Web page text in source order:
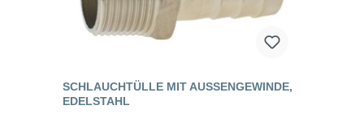
SCHLAUCHTÜLLE MIT AUSSENGEWINDE, E
DELSTAHL